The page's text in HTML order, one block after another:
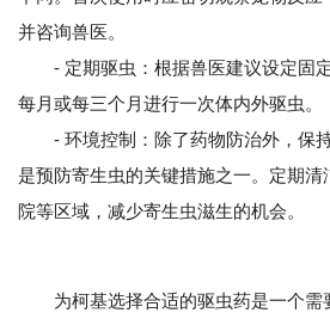
并咨询兽医。
- 定期驱虫：根据兽医建议设定固
每月或每三个月进行一次体内外驱虫。
- 环境控制：除了药物防治外，保
是预防寄生虫的关键措施之一。定期清
院等区域，减少寄生虫滋生的机会。
为柯基选择合适的驱虫药是一个需